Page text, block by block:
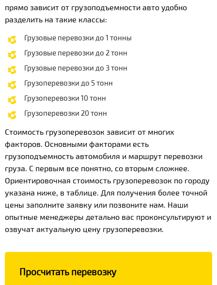
прямо зависит от грузоподъемности авто удобно
разделить на такие классы:
Грузовые перевозки до 1 тонны
Грузовые перевозки до 2 тонн
Грузовые перевозки до 3 тонн
Грузоперевозки до 5 тонн
Грузоперевозки 10 тонн
Грузоперевозки 20 тонн
Стоимость грузоперевозок зависит от многих
факторов. Основными факторами есть
грузоподъемность автомобиля и маршрут перевозки
груза. С первым все понятно, со вторым сложнее.
Ориентировочная стоимость грузоперевозок по городу
указана ниже, в таблице. Для получения более точной
цены заполните заявку или позвоните нам. Наши
опытные менеджеры детально вас проконсультируют и
озвучат актуальную цену грузоперевозки.
Просчитать перевозку